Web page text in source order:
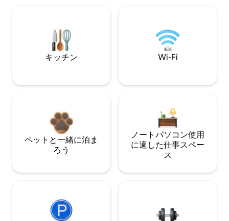
キッチン Wi-Fi
ペットと一緒に泊ま
ろう
ノートパソコン使用
に適した仕事スペー
ス